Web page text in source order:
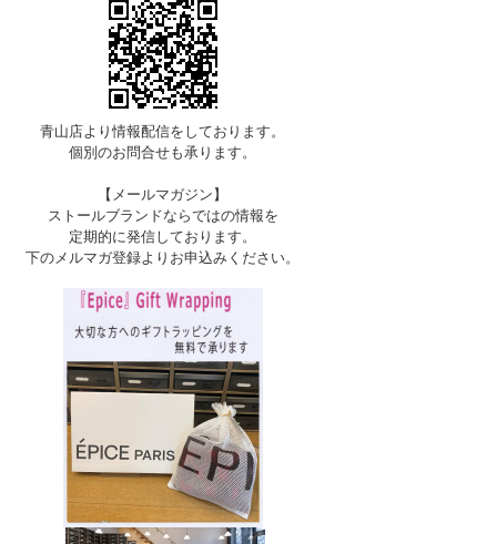
F-BLACK
青山店より情報配信をしております。
個別のお問合せも承ります。
【メールマガジン】
ストールブランドならではの情報を
定期的に発信しております。
下のメルマガ登録よりお申込みください。